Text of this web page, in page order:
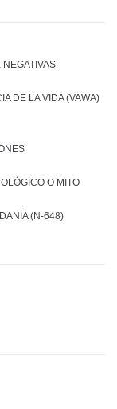
DE LA VIDA (VAWA)
O MITO
(N-648)